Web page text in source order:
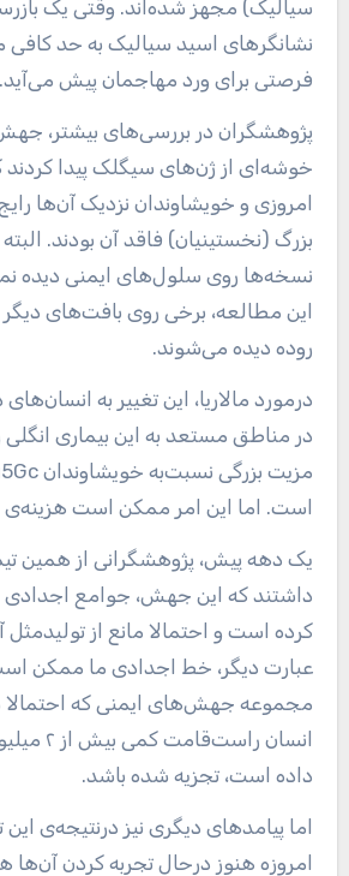
سیالیک) مجهز شده‌اند. وقتی یک
نشانگرهای اسید سیالیک به حد کافی
فرصتی برای ورد مهاجمان پیش می‌آید.
پژوهشگران در بررسی‌های بیشتر،
خوشه‌ای از ژن‌های سیگلک‌ پیدا کردند
امروزی و خویشاوندان نزدیک آن‌ها
بزرگ (نخستینیان) فاقد آن بودند.
نسخه‌ها روی سلول‌های ایمنی دیده
این مطالعه، برخی روی بافت‌های
روده دیده می‌شوند.
در مناطق مستعد به این بیماری انگلی
است. اما این امر ممکن است هزینه‌ی
یک دهه پیش، پژوهشگرانی از همین
داشتند که این جهش، جوامع اجدادی
کرده است و احتمالا مانع از
عبارت دیگر، خط اجدادی ما ممکن
مجموعه جهش‌های ایمنی که احتمالا
انسان
داده است، تجزیه شده باشد.
اما پیامدهای دیگری نیز درنتیجه‌ی
امروزه هنوز درحال تجربه کردن آن‌ها